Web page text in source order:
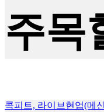
주목
콕피트, 라이브현업(메